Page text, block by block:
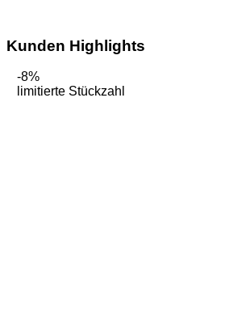
Kunden Highlights
-8%
limitierte Stückzahl